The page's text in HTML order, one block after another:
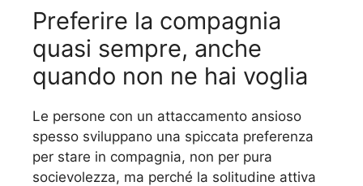
Preferire la compagnia
quasi sempre, anche
quando non ne hai voglia
Le persone con un attaccamento ansioso
spesso sviluppano una spiccata preferenza
per stare in compagnia, non per pura
socievolezza, ma perché la solitudine attiva